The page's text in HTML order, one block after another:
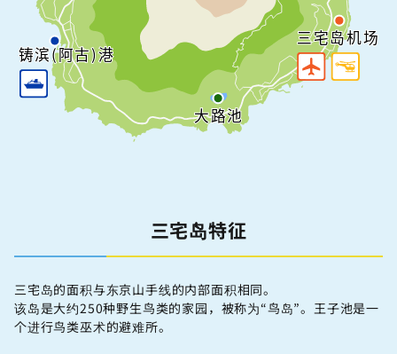
三宅岛特征
三宅岛的面积与东京山手线的内部面积相同。
该岛是大约250种野生鸟类的家园，被称为“鸟岛”。王子池是一
个进行鸟类巫术的避难所。